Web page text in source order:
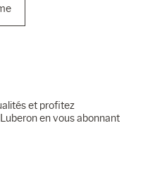
et profitez
en vous abonnant